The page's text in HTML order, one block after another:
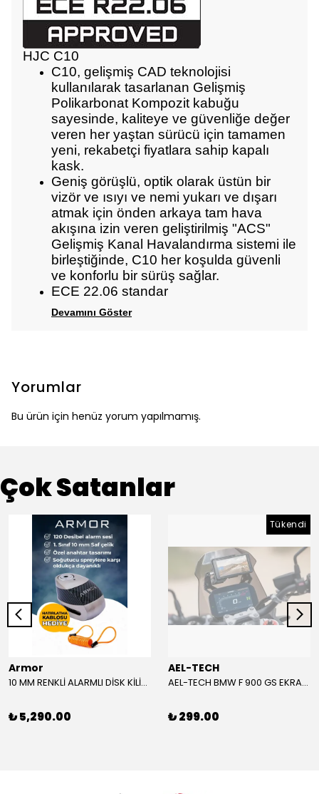
HJC C10
C10, gelişmiş CAD teknolojisi
kullanılarak tasarlanan Gelişmiş
Polikarbonat Kompozit kabuğu
sayesinde, kaliteye ve güvenliğe değer
veren her yaştan sürücü için tamamen
yeni, rekabetçi fiyatlara sahip kapalı
kask.
Geniş görüşlü, optik olarak üstün bir
vizör ve ısıyı ve nemi yukarı ve dışarı
atmak için önden arkaya tam hava
akışına izin veren geliştirilmiş "ACS"
Gelişmiş Kanal Havalandırma sistemi ile
birleştiğinde, C10 her koşulda güvenli
ve konforlu bir sürüş sağlar.
ECE 22.06 standar
Devamını Göster
Yorumlar
Bu ürün için henüz yorum yapılmamış.
Çok Satanlar
Armor
10 MM RENKLİ ALARMLI DİSK KİLİDİ YENİ VERSİYON
₺ 5,290.00
Tükendi
AEL-TECH
AEL-TECH BMW F 900 GS EKRAN/GÖSTERGE KORUYUCU 2024-2025
₺ 299.00